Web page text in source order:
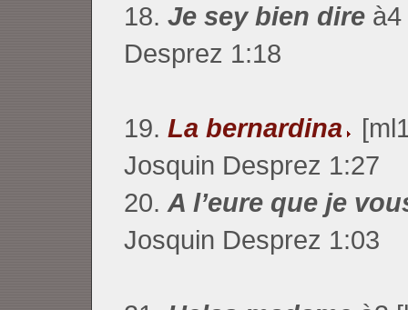
18. Je sey bien direà4
Desprez 1:18
19. La bernardina
Josquin Desprez 1:27
20. A l’eure que je
Josquin Desprez 1:03